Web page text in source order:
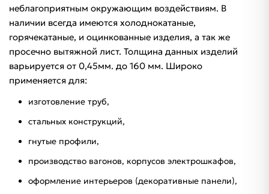
неблагоприятным окружающим воздействиям. В
наличии всегда имеются холоднокатаные,
горячекатаные, и оцинкованные изделия, а так же
просечно вытяжной лист. Толщина данных изделий
варьируется от 0,45мм. до 160 мм. Широко
применяется для:
изготовление труб,
стальных конструкций,
гнутые профили,
производство вагонов, корпусов электрошкафов,
оформление интерьеров (декоративные панели),